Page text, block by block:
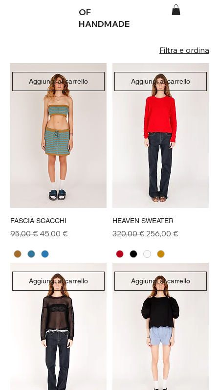
OF
HANDMADE
Filtra e ordina
Aggiungi al carrello
FASCIA SCACCHI
Prezzo regolare
95,00 € Prezzo scontato
45,00 €
Aggiungi al carrello
HEAVEN SWEATER
Prezzo regolare
320,00 € Prezzo scontato
256,00 €
Aggiungi al carrello Aggiungi al carrello